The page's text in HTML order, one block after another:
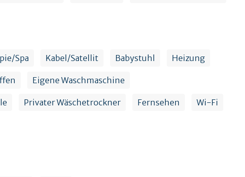
Spa Kabel/Satellit Babystuhl Heizung
Eigene Waschmaschine
Privater Wäschetrockner Fernsehen Wi-Fi